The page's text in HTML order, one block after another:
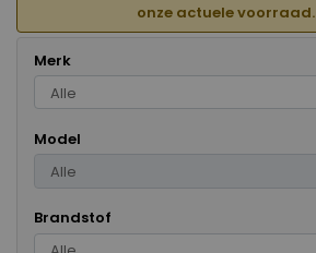
onze actuele voorraad.
Merk
Model
Brandstof